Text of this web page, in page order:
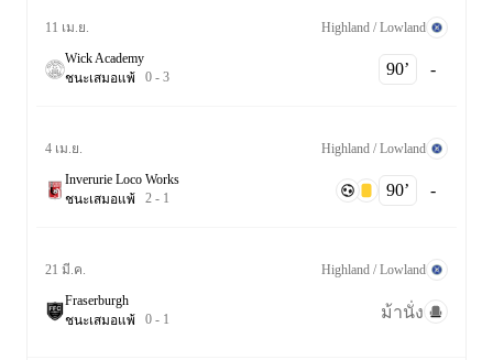
11 เม.ย. Highland / Lowland
Wick Academy
ชนะเสมอแพ้ 0 - 3 90‎’‎ -
4 เม.ย. Highland / Lowland
Inverurie Loco Works
ชนะเสมอแพ้ 2 - 1 90‎’‎ -
21 มี.ค. Highland / Lowland
Fraserburgh
ชนะเสมอแพ้ 0 - 1 ม้านั่ง